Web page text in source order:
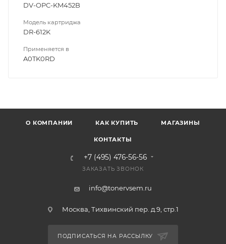
DV-OPC-KM452B
Модель картриджа
DR-612K
Применяется в
A0TK0RD
О КОМПАНИИ КАК КУПИТЬ МАГАЗИНЫ
КОНТАКТЫ
+7 (495) 476-56-56
ЗАКАЗАТЬ ЗВОНОК
info@tonervsem.ru
Москва, Тихвинский пер. д.9, стр.1
ПОДПИСАТЬСЯ НА РАССЫЛКУ